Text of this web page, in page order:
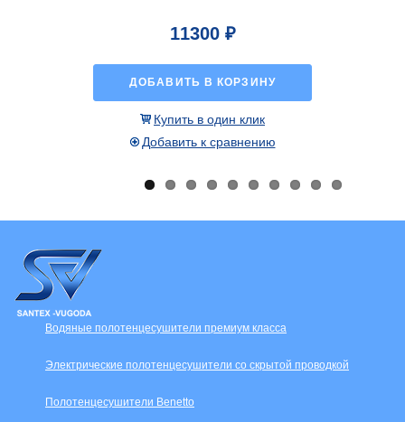
11300 ₽
ДОБАВИТЬ В КОРЗИНУ
Купить в один клик
Добавить к сравнению
Водяные полотенцесушители премиум класса
Электрические полотенцесушители со скрытой проводкой
Полотенцесушители Benetto